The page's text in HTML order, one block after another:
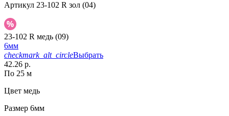
Артикул 23-102 R зол (04)
23-102 R медь (09)
6мм
checkmark_alt_circleВыбрать
42.26 р.
По 25 м
Цвет медь
Размер 6мм